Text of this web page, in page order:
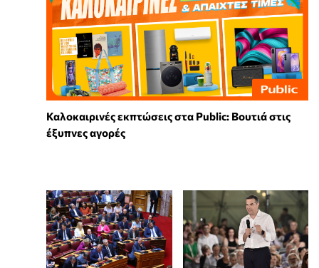
Καλοκαιρινές εκπτώσεις στα Public: Βουτιά στις
έξυπνες αγορές